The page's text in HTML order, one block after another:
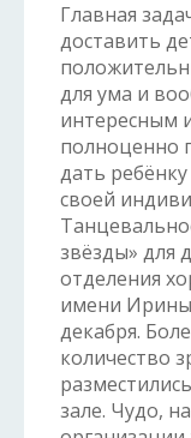
Главная
доставить
для ума и
интересным
полноценно
дать
своей
звёзды» для
отделения
имени Ирины
декабря.
количество
зале. Чудо,